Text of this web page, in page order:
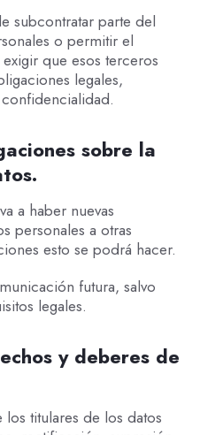
subcontratar parte del
o permitir el
que esos terceros
legales,
sobre la
a haber nuevas
personales a otras
esto se podrá hacer.
futura, salvo
legales.
y deberes de
titulares de los datos